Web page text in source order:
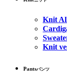
Knit
Knit
Pantsパンツ